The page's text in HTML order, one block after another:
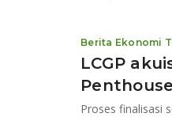
LCGP
Penthouse
Proses finalisasi
Berita Ekonomi